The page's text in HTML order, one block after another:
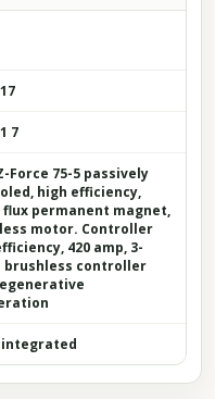
7
Force 75-5 passively
high efficiency,
permanent magnet,
motor. Controller
420 amp, 3-
brushless controller
integrated